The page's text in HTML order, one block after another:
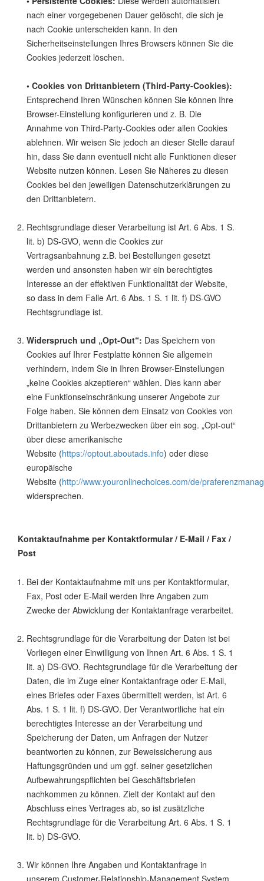
nach einer vorgegebenen Dauer gelöscht, die sich je
nach Cookie unterscheiden kann. In den
Sicherheitseinstellungen Ihres Browsers können Sie die
Cookies jederzeit löschen.
• Cookies von Drittanbietern (Third-Party-Cookies):
Entsprechend Ihren Wünschen können Sie können Ihre
Browser-Einstellung konfigurieren und z. B. Die
Annahme von Third-Party-Cookies oder allen Cookies
ablehnen. Wir weisen Sie jedoch an dieser Stelle darauf
hin, dass Sie dann eventuell nicht alle Funktionen dieser
Website nutzen können. Lesen Sie Näheres zu diesen
Cookies bei den jeweiligen Datenschutzerklärungen zu
den Drittanbietern.
Rechtsgrundlage dieser Verarbeitung ist Art. 6 Abs. 1 S.
lit. b) DS-GVO, wenn die Cookies zur
Vertragsanbahnung z.B. bei Bestellungen gesetzt
werden und ansonsten haben wir ein berechtigtes
Interesse an der effektiven Funktionalität der Website,
so dass in dem Falle Art. 6 Abs. 1 S. 1 lit. f) DS-GVO
Rechtsgrundlage ist.
Widerspruch und „Opt-Out“: Das Speichern von
Cookies auf Ihrer Festplatte können Sie allgemein
verhindern, indem Sie in Ihren Browser-Einstellungen
„keine Cookies akzeptieren“ wählen. Dies kann aber
eine Funktionseinschränkung unserer Angebote zur
Folge haben. Sie können dem Einsatz von Cookies von
Drittanbietern zu Werbezwecken über ein sog. „Opt-out“
über diese amerikanische
Website (https://optout.aboutads.info) oder diese
europäische
Website (http://www.youronlinechoices.com/de/
widersprechen.
Kontaktaufnahme per Kontaktformular / E-Mail / Fax /
Post
Bei der Kontaktaufnahme mit uns per Kontaktformular,
Fax, Post oder E-Mail werden Ihre Angaben zum
Zwecke der Abwicklung der Kontaktanfrage verarbeitet.
Rechtsgrundlage für die Verarbeitung der Daten ist bei
Vorliegen einer Einwilligung von Ihnen Art. 6 Abs. 1 S. 1
lit. a) DS-GVO. Rechtsgrundlage für die Verarbeitung der
Daten, die im Zuge einer Kontaktanfrage oder E-Mail,
eines Briefes oder Faxes übermittelt werden, ist Art. 6
Abs. 1 S. 1 lit. f) DS-GVO. Der Verantwortliche hat ein
berechtigtes Interesse an der Verarbeitung und
Speicherung der Daten, um Anfragen der Nutzer
beantworten zu können, zur Beweissicherung aus
Haftungsgründen und um ggf. seiner gesetzlichen
Aufbewahrungspflichten bei Geschäftsbriefen
nachkommen zu können. Zielt der Kontakt auf den
Abschluss eines Vertrages ab, so ist zusätzliche
Rechtsgrundlage für die Verarbeitung Art. 6 Abs. 1 S. 1
lit. b) DS-GVO.
Wir können Ihre Angaben und Kontaktanfrage in
unserem Customer-Relationship-Management System